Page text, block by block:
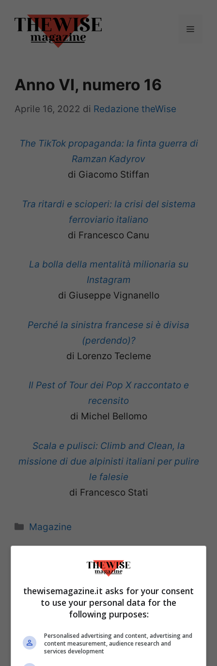
contenuto
Menu
Anno VI, numero 16
Aprile 16, 2022 di Redazione theWise
The TikTok propaganda: la finta guerra di
Ramzan Kadyrov
di Giacomo Stiffan
Tra ritardi e scioperi: la crisi del sistema
ferroviario italiano
di Francesco Canu
La bolla della mentalità milionaria su
Instagram
di Giuseppe Vignanello
Perché la sinistra francese si è divisa
(perdendo)?
di Lorenzo Tecleme
Il Pest of Tour dei Pop X raccontato e
recensito
di Michel Bellomo
Scala e pulisci: Climb and Clean, la
missione di due alpinisti italiani per pulire
le falesie
di Francesco Stati
Categorie
Magazine
thewisemagazine.it asks for your consent
to use your personal data for the
following purposes:
Personalised advertising and content, advertising and
content measurement, audience research and
services development